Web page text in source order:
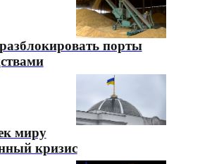
порты
миру
кризис